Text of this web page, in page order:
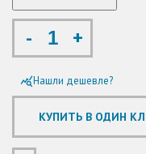
- +
query_statsНашли дешевле?